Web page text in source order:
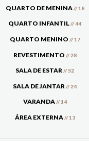
QUARTO DE MENINA// 18
QUARTO INFANTIL// 44
QUARTO MENINO // 17
REVESTIMENTO // 28
SALA DE ESTAR// 52
SALA DE JANTAR // 24
VARANDA// 14
ÁREA EXTERNA// 13